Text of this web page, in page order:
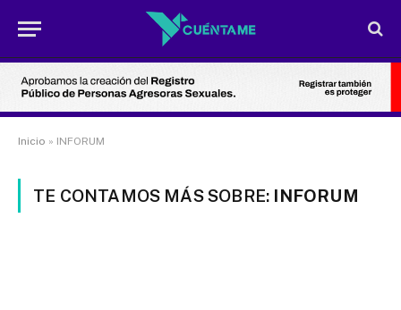
Inicio » INFORUM
TE CONTAMOS MÁS SOBRE: INFORUM